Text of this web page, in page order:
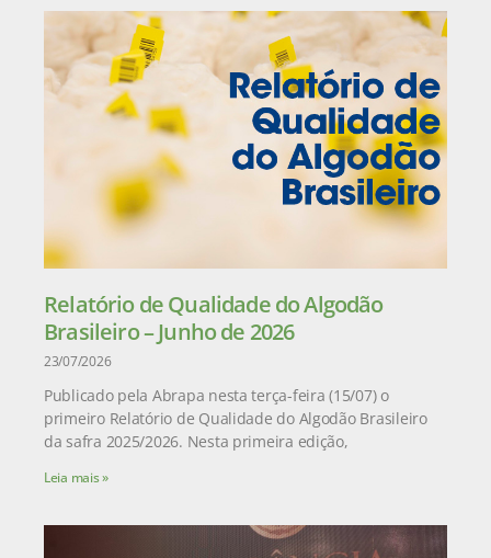
Relatório de Qualidade do Algodão
Brasileiro – Junho de 2026
23/07/2026
Publicado pela Abrapa nesta terça-feira (15/07) o
primeiro Relatório de Qualidade do Algodão Brasileiro
da safra 2025/2026. Nesta primeira edição,
Leia mais »